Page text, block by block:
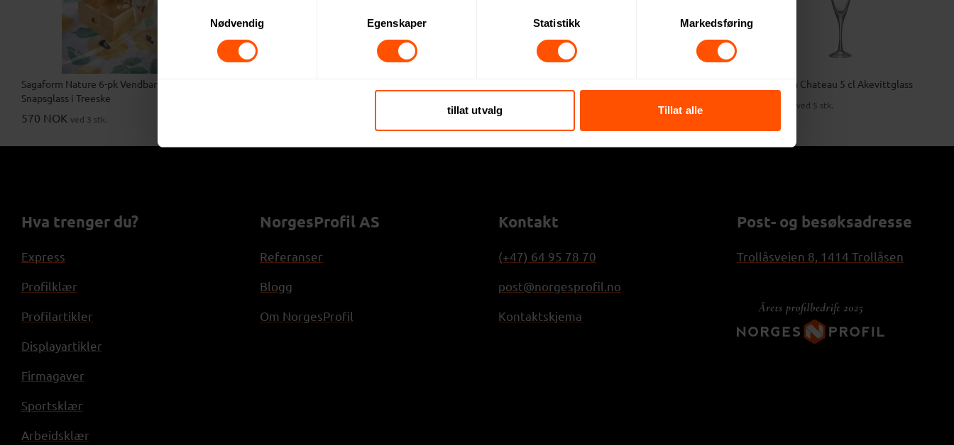
Nødvendig
Egenskaper Statistikk Markedsføring
tillat utvalg Tillat alle
Sagaform Nature 6-pk Vendbare
Snapsglass i Treeske
570 NOK ved 3 stk.
Kosta Boda Chateau 5 cl Akevittglass
ved 5 stk.
Hva trenger du?
Express
Profilklær
Profilartikler
Displayartikler
Firmagaver
Sportsklær
Arbeidsklær
NorgesProfil AS
Referanser
Blogg
Om NorgesProfil
Kontakt
(+47) 64 95 78 70
post@norgesprofil.no
Kontaktskjema
Post- og besøksadresse
Trollåsveien 8, 1414 Trollåsen